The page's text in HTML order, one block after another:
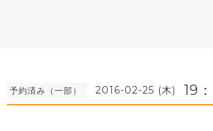
予約済み（一部） 2016-02-25 (木) 19